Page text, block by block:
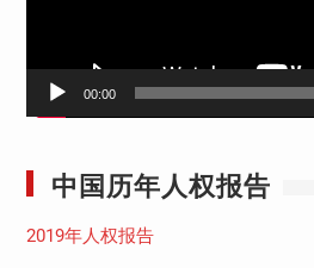
00:00
中国历年人权报告
2019年人权报告